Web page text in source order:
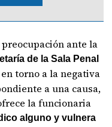
ante la
de la Sala Penal
en torno a la negativa
a una causa,
la funcionaria
alguno y vulnera